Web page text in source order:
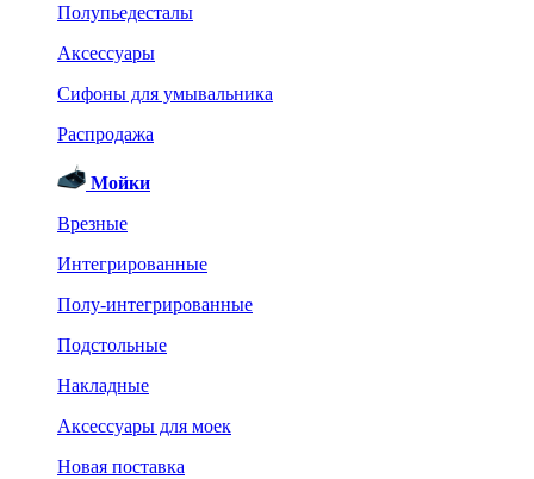
Полупьедесталы
Аксессуары
Сифоны для умывальника
Распродажа
Мойки
Врезные
Интегрированные
Полу-интегрированные
Подстольные
Накладные
Аксессуары для моек
Новая поставка